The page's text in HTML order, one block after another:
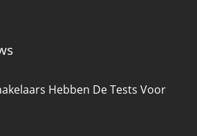
Hebben De Tests Voor